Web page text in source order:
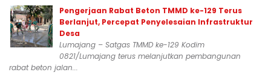
Pengerjaan Rabat Beton TMMD ke-129 Terus
Berlanjut, Percepat Penyelesaian Infrastruktur
Desa
Lumajang – Satgas TMMD ke-129 Kodim
0821/Lumajang terus melanjutkan pembangunan
rabat beton jalan...